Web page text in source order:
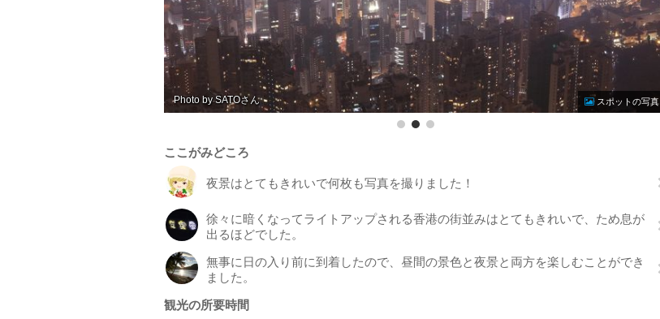
Photo by flower スポットの写真
ここがみどころ
夜景はとてもきれいで何枚も写真を撮りました！
徐々に暗くなってライトアップされる香港の街並みはとてもきれいで、ため息が
出るほどでした。
無事に日の入り前に到着したので、昼間の景色と夜景と両方を楽しむことができ
ました。
観光の所要時間